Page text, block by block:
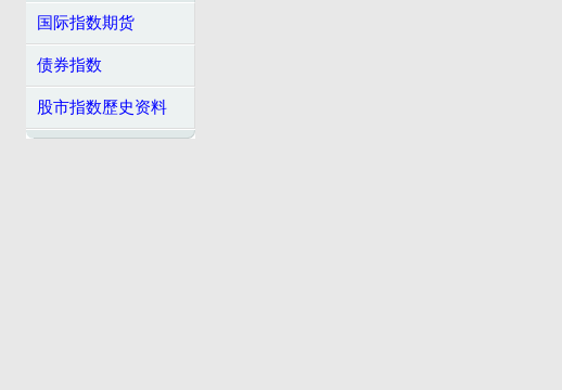
国际指数期货
债券指数
股市指数歷史资料